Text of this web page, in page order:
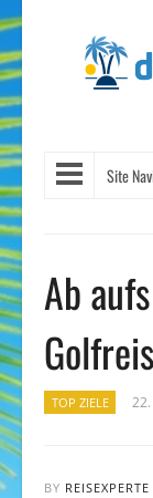
Site
Ab
TOP ZIELE
BY REISEXPERTE